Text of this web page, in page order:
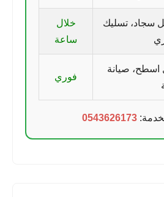
تسليك
خلال
ساعة
صيانة
فوري
0543626173